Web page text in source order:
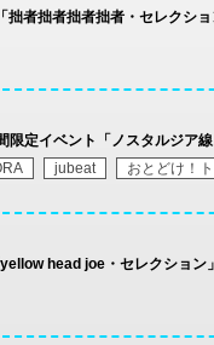
者拙者拙者拙者・セレクシ
限定イベント「ノスタルジア
jubeat おとどけ！
head joe・セレクション